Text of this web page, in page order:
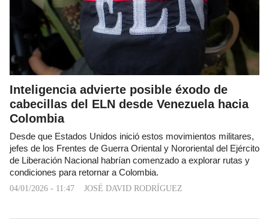
Inteligencia advierte posible éxodo de
cabecillas del ELN desde Venezuela hacia
Colombia
Desde que Estados Unidos inició estos movimientos militares,
jefes de los Frentes de Guerra Oriental y Nororiental del Ejército
de Liberación Nacional habrían comenzado a explorar rutas y
condiciones para retornar a Colombia.
04/01/2026 - 11:47 JOSÉ DAVID RODRÍGUEZ